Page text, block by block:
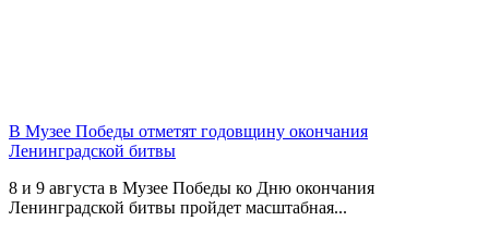
В Музее Победы отметят годовщину окончания
Ленинградской битвы
8 и 9 августа в Музее Победы ко Дню окончания
Ленинградской битвы пройдет масштабная...